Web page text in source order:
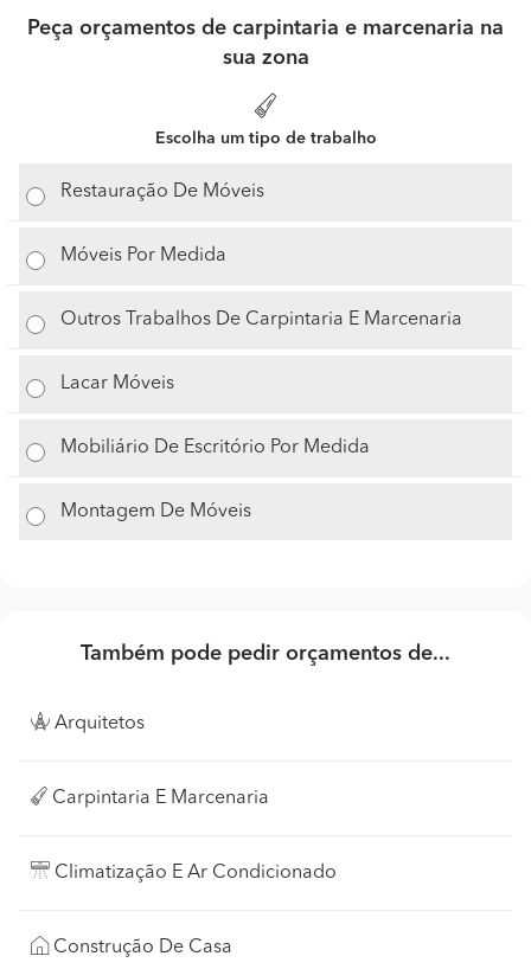
Peça orçamentos de carpintaria e marcenaria na
sua zona
Escolha um tipo de trabalho
Restauração De Móveis
Móveis Por Medida
Outros Trabalhos De Carpintaria E Marcenaria
Lacar Móveis
Mobiliário De Escritório Por Medida
Montagem De Móveis
Também pode pedir orçamentos de...
Arquitetos
Carpintaria E Marcenaria
Climatização E Ar Condicionado
Construção De Casa